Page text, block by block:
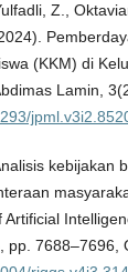
Z.,
(KKM) di
Lamin,
kebijakan
pp. 7688–7696,